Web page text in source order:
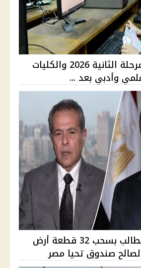
موعد تنسيق المرحلة الثانية 2026 والكليات
وأدبي بعد ...
توفيق عكاشة يطالب بسحب 32 قطعة أرض
لصالح صندوق تحيا مصر